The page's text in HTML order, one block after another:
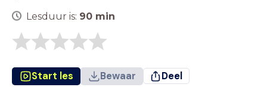
Lesduur is: 90 min
Start les Bewaar Deel